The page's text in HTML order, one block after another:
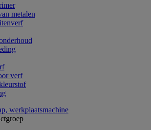
metalen
verf
werkplaatsmachine